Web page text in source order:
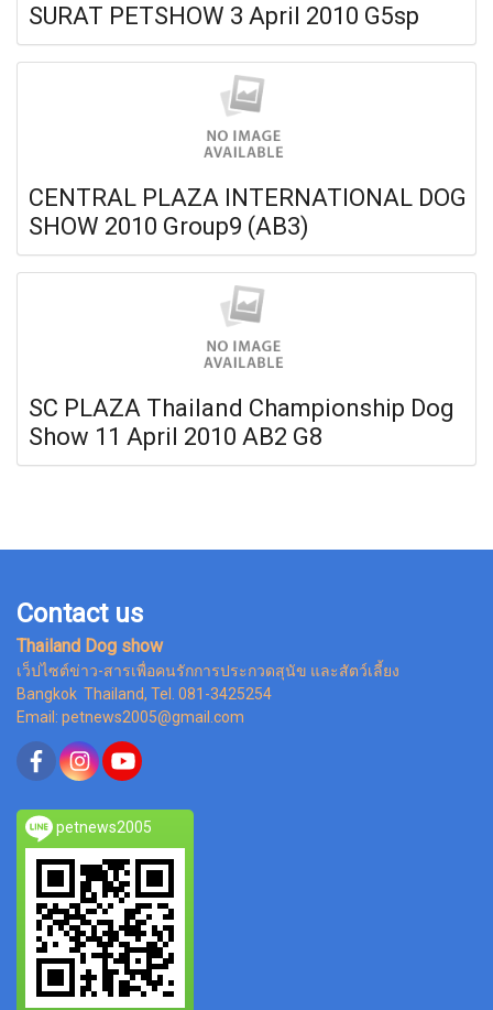
SURAT PETSHOW 3 April 2010 G5sp
CENTRAL PLAZA INTERNATIONAL DOG
SHOW 2010 Group9 (AB3)
SC PLAZA Thailand Championship Dog
Show 11 April 2010 AB2 G8
Contact us
Thailand Dog show
เว็ปไซต์ข่าว-สารเพื่อคนรักการประกวดสุนัข และสัตว์เลี้ยง
Bangkok Thailand, Tel. 081-3425254
Email: petnews2005@gmail.com
petnews2005